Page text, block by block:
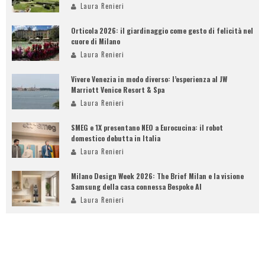
Laura Renieri
Orticola 2026: il giardinaggio come gesto di felicità nel
cuore di Milano
Laura Renieri
Vivere Venezia in modo diverso: l’esperienza al JW
Marriott Venice Resort & Spa
Laura Renieri
SMEG e 1X presentano NEO a Eurocucina: il robot
domestico debutta in Italia
Laura Renieri
Milano Design Week 2026: The Brief Milan e la visione
Samsung della casa connessa Bespoke AI
Laura Renieri